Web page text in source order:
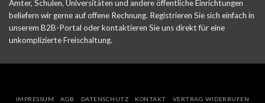
Ämter, Schulen, Universitäten und andere öffentliche Einrichtungen
beliefern wir gerne auf offene Rechnung. Registrieren Sie sich einfach in
unserem B2B-Portal oder kontaktieren Sie uns direkt für eine
unkomplizierte Freischaltung.
IMPRESSUM AGB DATENSCHUTZ KONTAKT VERTRAG WIDERRUFEN